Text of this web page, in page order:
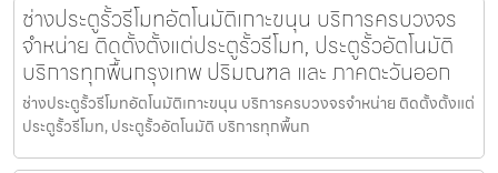
ช่างประตูรั้วรีโมทอัตโนมัติเกาะขนุน บริการครบวงจร
จำหน่าย ติดตั้งตั้งแต่ประตูรั้วรีโมท, ประตูรั้วอัตโนมัติ
บริการทุกพื้นกรุงเทพ ปริมณฑล และ ภาคตะวันออก
ช่างประตูรั้วรีโมทอัตโนมัติเกาะขนุน บริการครบวงจรจำหน่าย ติดตั้งตั้งแต่
ประตูรั้วรีโมท, ประตูรั้วอัตโนมัติ บริการทุกพื้นก